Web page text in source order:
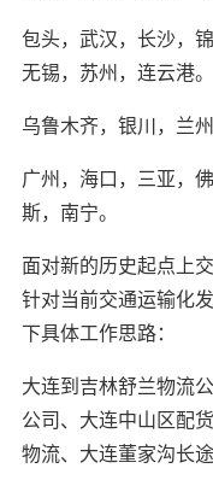
包头，武汉，长沙，
无锡，苏州，连云港。
乌鲁木齐，银川，兰
广州，海口，三亚，
斯，南宁。
面对新的历史起点上
针对当前交通运输化
下具体工作思路：
大连到吉林舒兰物流
公司、大连中山区配
物流、大连董家沟长途